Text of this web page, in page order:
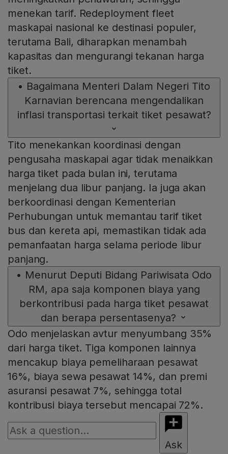
menekan tarif. Redeployment fleet
maskapai nasional ke destinasi populer,
terutama Bali, diharapkan menambah
kapasitas dan mengurangi tekanan harga
tiket.
• Bagaimana Menteri Dalam Negeri Tito
Karnavian berencana mengendalikan
inflasi transportasi terkait tiket pesawat?
Tito menekankan koordinasi dengan
pengusaha maskapai agar tidak menaikkan
harga tiket pada bulan ini, terutama
menjelang dua libur panjang. Ia juga akan
berkoordinasi dengan Kementerian
Perhubungan untuk memantau tarif tiket
bus dan kereta api, memastikan tidak ada
pemanfaatan harga selama periode libur
panjang.
• Menurut Deputi Bidang Pariwisata Odo
RM, apa saja komponen biaya yang
berkontribusi pada harga tiket pesawat
dan berapa persentasenya?
Odo menjelaskan avtur menyumbang 35%
dari harga tiket. Tiga komponen lainnya
mencakup biaya pemeliharaan pesawat
16%, biaya sewa pesawat 14%, dan premi
asuransi pesawat 7%, sehingga total
kontribusi biaya tersebut mencapai 72%.
Ask